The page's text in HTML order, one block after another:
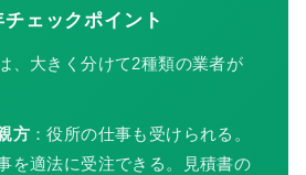
ェックポイント
、大きく分けて2種類の業者が
方 ：役所の仕事も受けられる。
を適法に受注できる。見積書の